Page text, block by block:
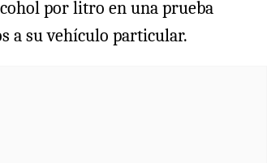
por litro en una prueba
a su vehículo particular.